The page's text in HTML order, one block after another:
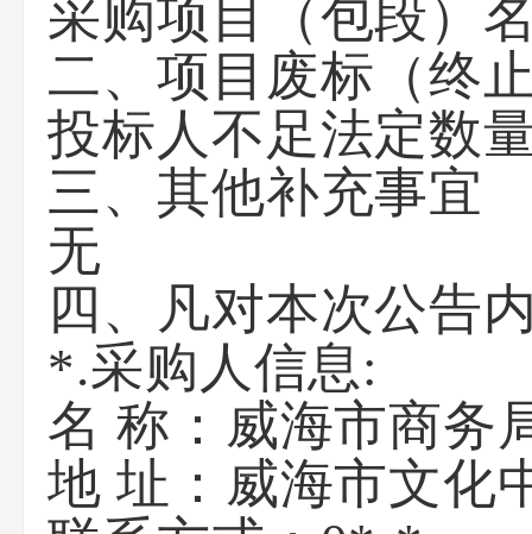
采购项目（包段）
二、项目废标（终
投标人不足法定数
三、其他补充事宜
无
四、凡对本次公告
*.采购人信息:
名 称：威海市商务
地 址：威海市文化